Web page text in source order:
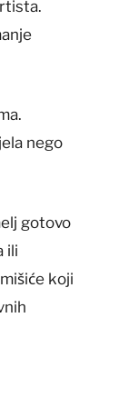
nego
gotovo
ili
koji